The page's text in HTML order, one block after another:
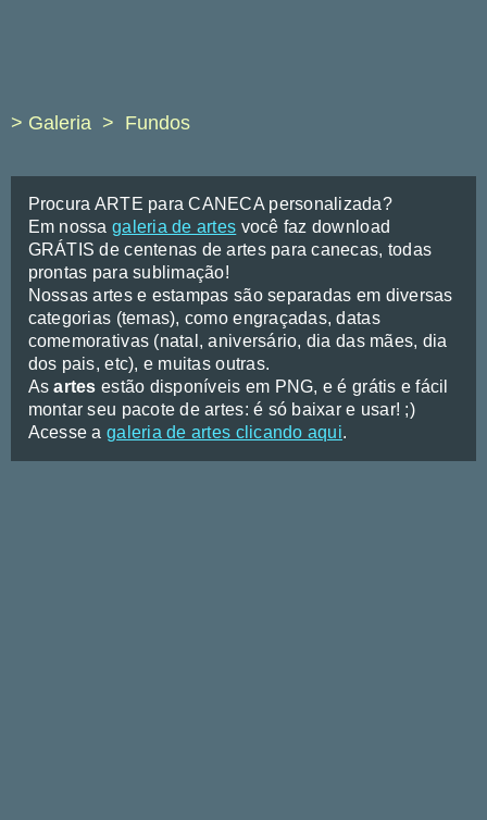
> Galeria Fundos
Procura ARTE para CANECA personalizada?
Em nossa galeria de artes você faz download
GRÁTIS de centenas de artes para canecas, todas
prontas para sublimação!
Nossas artes e estampas são separadas em diversas
categorias (temas), como engraçadas, datas
comemorativas (natal, aniversário, dia das mães, dia
dos pais, etc), e muitas outras.
Asartes estão disponíveis em PNG, e é grátis e fácil
montar seu pacote de artes: é só baixar e usar! ;)
Acesse a galeria de artes clicando aqui.